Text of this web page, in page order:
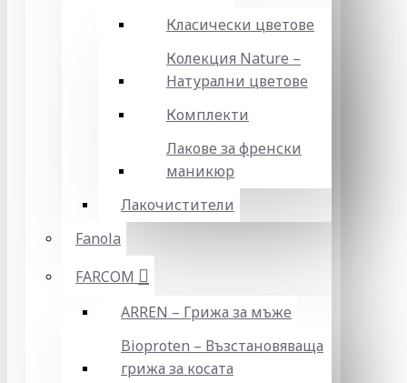
Класически цветове
Колекция Nature –
Натурални цветове
Комплекти
Лакове за френски
маникюр
Лакочистители
Fanola
FARCOM
ARREN – Грижа за мъже
Bioproten – Възстановяваща
грижа за косата